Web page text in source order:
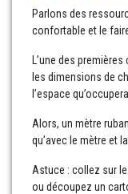
Parlons des
confortable et le
L’une des
les dimensions de
l’espace
Alors, un mètre
qu’avec le mètre et
Astuce : collez sur
ou découpez un